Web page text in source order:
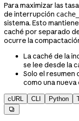
Para maximizar las
de interrupción
sistema. Esto
caché por separado
ocurre la
La caché de la
se lee desde la
Solo el
como una
cURL CLI Python
